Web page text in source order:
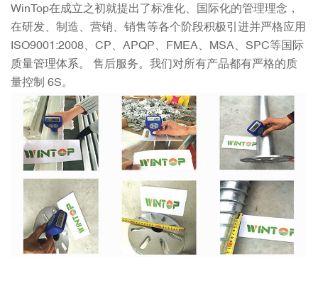
WinTop在成立之初就提出了标准化、国际化的管理理念，
在研发、制造、营销、销售等各个阶段积极引进并严格应用
ISO9001:2008、CP、APQP、FMEA、MSA、SPC等国际
质量管理体系。 售后服务。我们对所有产品都有严格的质
量控制 6S。